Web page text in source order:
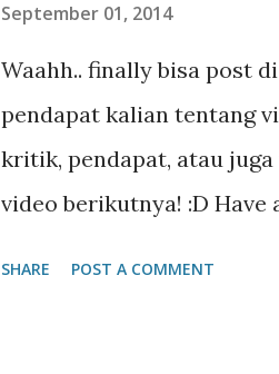
September 01, 2014
Waahh.. finally bisa post
pendapat kalian tentang
kritik, pendapat, atau
video berikutnya! :D Have
SHARE POST A COMMENT